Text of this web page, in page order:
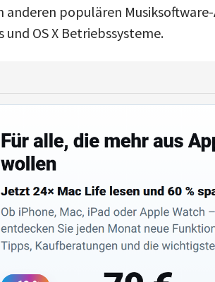
populären
OS X Betriebssysteme.